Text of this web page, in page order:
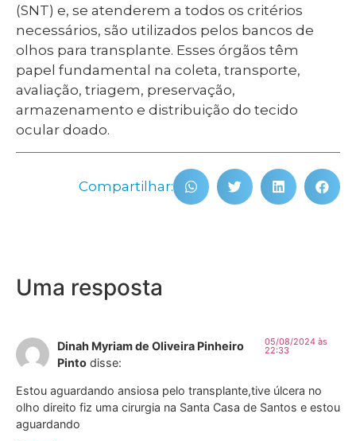
(SNT) e, se atenderem a todos os critérios
necessários, são utilizados pelos bancos de
olhos para transplante. Esses órgãos têm
papel fundamental na coleta, transporte,
avaliação, triagem, preservação,
armazenamento e distribuição do tecido
ocular doado.
Compartilhar:
Uma resposta
Dinah Myriam de Oliveira Pinheiro
Pinto disse:
05/08/2024 às
22:33
Estou aguardando ansiosa pelo transplante,tive úlcera no
olho direito fiz uma cirurgia na Santa Casa de Santos e estou
aguardando